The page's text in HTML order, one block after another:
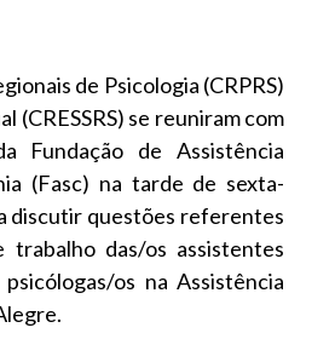
de Psicologia (CRPRS)
(CRESSRS) se reuniram com
Fundação de Assistência
(Fasc) na tarde de sexta-
discutir questões referentes
trabalho das/os assistentes
os na Assistência